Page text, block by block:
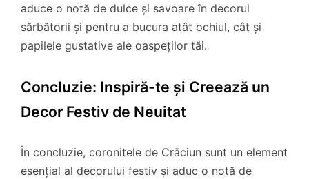
aduce o notă de dulce și savoare în decorul
sărbătorii și pentru a bucura atât ochiul, cât și
papilele gustative ale oaspeților tăi.
Concluzie: Inspiră-te și Creează un
Decor Festiv de Neuitat
În concluzie, coronitele de Crăciun sunt un element
esențial al decorului festiv și aduc o notă de